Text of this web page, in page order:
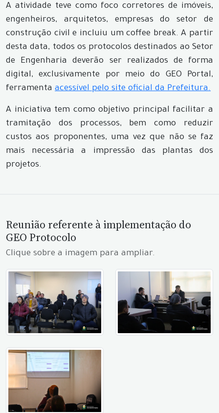
A atividade teve como foco corretores de imóveis,
engenheiros, arquitetos, empresas do setor de
construção civil e incluiu um coffee break. A partir
desta data, todos os protocolos destinados ao Setor
de Engenharia deverão ser realizados de forma
digital, exclusivamente por meio do GEO Portal,
ferramenta acessível pelo site oficial da Prefeitura.
A iniciativa tem como objetivo principal facilitar a
tramitação dos processos, bem como reduzir
custos aos proponentes, uma vez que não se faz
mais necessária a impressão das plantas dos
projetos.
Reunião referente à implementação do
GEO Protocolo
Clique sobre a imagem para ampliar.